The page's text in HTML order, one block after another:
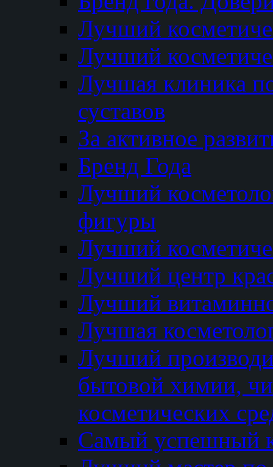
Лучший
Лучший
Лучшая клиника
суставов
За активное
Бренд Года
Лучший
фигуры
Лучший
Лучший центр
Лучший
Лучшая
Лучший
бытовой химии,
косметических
Самый успешный